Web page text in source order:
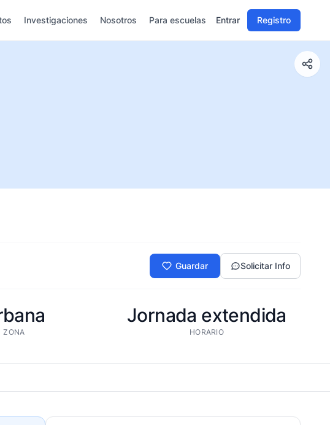
Investigaciones Nosotros Para escuelas Entrar Registro
Guardar Solicitar Info
ZONA
Jornada extendida
HORARIO